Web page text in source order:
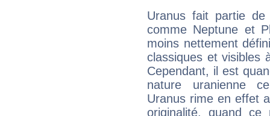
Uranus fait partie
comme Neptune et
moins nettement
classiques et visibles
Cependant, il est
nature uranienne
Uranus rime en effet
originalité, quand ce